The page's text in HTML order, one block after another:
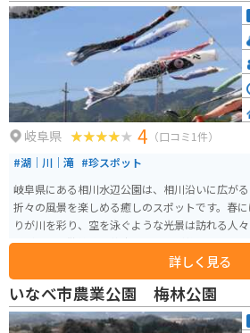
岐阜県 4 （口コミ1件）
#湖｜川｜滝 #珍スポット
岐阜県にある相川水辺公園は、相川沿いに広が
折々の風景を楽しめる癒しのスポットです。春
りが川を彩り、空を泳ぐような光景は訪れる人
感があり、散策路や芝生スペースが整備されて
たりピクニックを楽しむのにも最適です。比較
たりとした時間が流れるのも魅力の一つ。 周辺道路は走りやすく、バイクで
のアクセスも良好で、ツーリングの休憩スポッ
です。自然と季節の彩りを感じながら、気軽にリ
詳しく見る
いなべ市農業公園 梅林公園